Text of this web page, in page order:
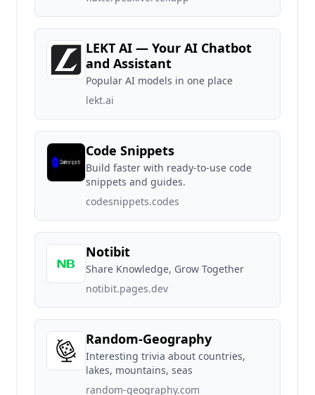
LEKT AI — Your AI Chatbot
and Assistant
Popular AI models in one place
lekt.ai
Code Snippets
Build faster with ready-to-use code
snippets and guides.
codesnippets.codes
Notibit
Share Knowledge, Grow Together
notibit.pages.dev
Random-Geography
Interesting trivia about countries,
lakes, mountains, seas
random-geography.com